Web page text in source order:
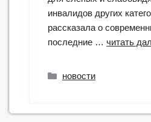
инвалидов других
рассказала о
последние …читать
Рубрики
новости